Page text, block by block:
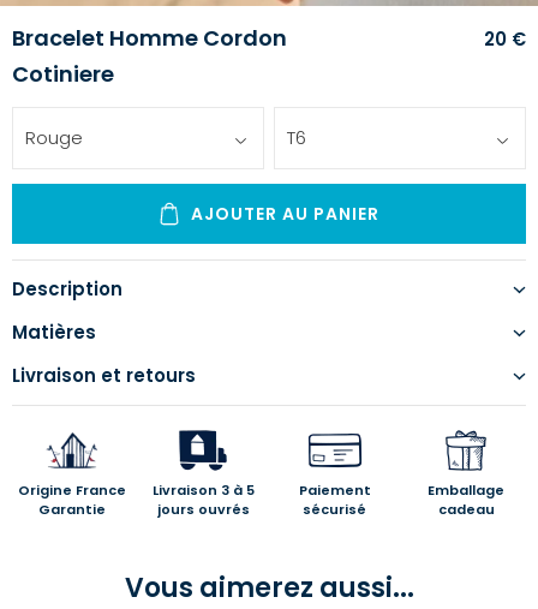
1 23
Bracelet Homme Cordon
Cotiniere
20 €
Rouge T6
AJOUTER AU PANIER
Description
Matières
Livraison et retours
Origine France
Garantie
Livraison 3 à 5
jours ouvrés
Paiement
sécurisé
Emballage
cadeau
Vous aimerez aussi...